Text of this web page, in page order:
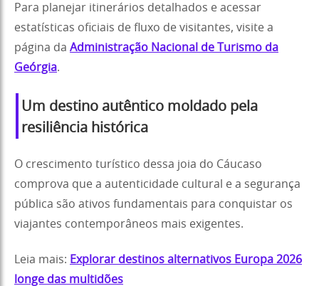
Para planejar itinerários detalhados e acessar
estatísticas oficiais de fluxo de visitantes, visite a
página da Administração Nacional de Turismo da
Geórgia.
Um destino autêntico moldado pela
resiliência histórica
O crescimento turístico dessa joia do Cáucaso
comprova que a autenticidade cultural e a segurança
pública são ativos fundamentais para conquistar os
viajantes contemporâneos mais exigentes.
Leia mais: Explorar destinos alternativos Europa 2026
longe das multidões